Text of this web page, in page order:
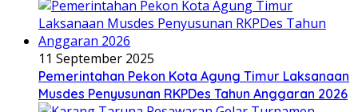
11 September 2025
Pemerintahan Pekon Kota Agung Timur Laksanaan
Musdes Penyusunan RKPDes Tahun Anggaran 2026